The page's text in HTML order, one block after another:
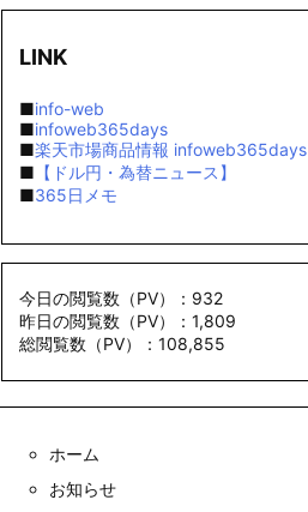
LINK
■info-web
■infoweb365days
■楽天市場商品情報 infoweb365days
■ 【ドル円・為替ニュース】
■365日メモ
今日の閲覧数（PV）：932
昨日の閲覧数（PV）：1,809
総閲覧数（PV）：108,855
ホーム
お知らせ